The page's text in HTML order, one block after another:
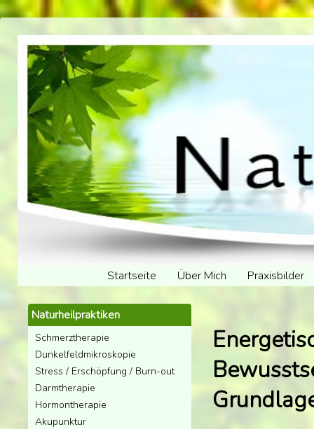
Startseite Über Mich Praxisbilder
Naturheilpraktiken
Schmerztherapie
Dunkelfeldmikroskopie
Stress / Erschöpfung / Burn-out
Darmtherapie
Hormontherapie
Akupunktur